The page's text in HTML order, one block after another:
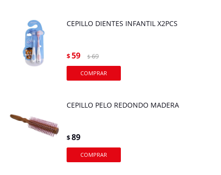
CEPILLO DIENTES INFANTIL X2PCS
$59 $ 69
CEPILLO PELO REDONDO MADERA
$89